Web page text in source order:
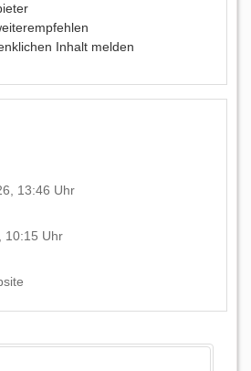
Inhalt melden
13:46 Uhr
10:15 Uhr